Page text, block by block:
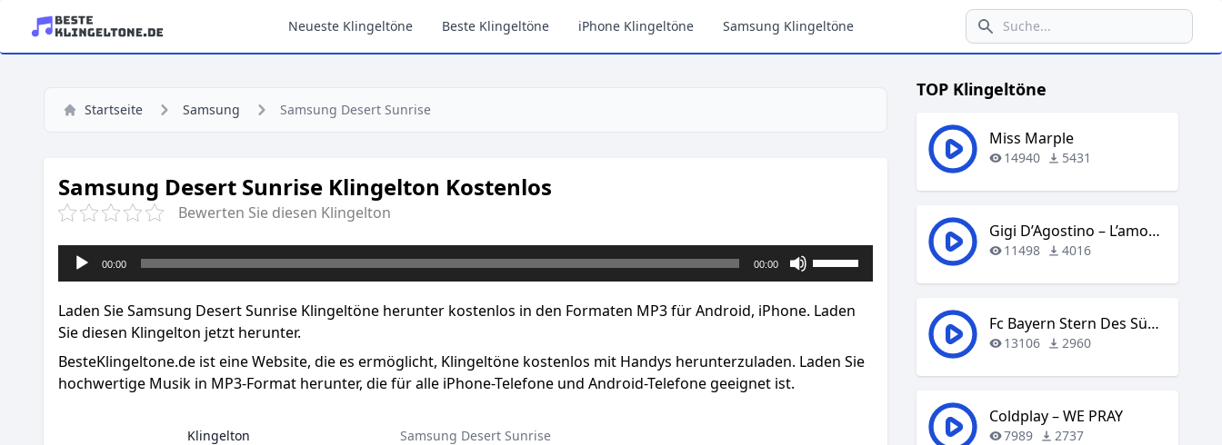
Neueste Klingeltöne Beste Klingeltöne iPhone Klingeltöne Samsung Klingeltöne
Startseite Samsung Samsung Desert Sunrise
Samsung Desert Sunrise Klingelton Kostenlos
Bewerten Sie diesen Klingelton
Audio-
Player
00:00 00:00
um
Lautstärke
Laden Sie Samsung Desert Sunrise Klingeltöne herunter kostenlos in den Formaten MP3 für Android, iPhone. Laden
Sie diesen Klingelton jetzt herunter.
BesteKlingeltone.de ist eine Website, die es ermöglicht, Klingeltöne kostenlos mit Handys herunterzuladen. Laden Sie
hochwertige Musik in MP3-Format herunter, die für alle iPhone-Telefone und Android-Telefone geeignet ist.
Klingelton Samsung Desert Sunrise
TOP Klingeltöne
Miss Marple
14940 5431
Gigi D’Agostino – L’amour Toujours
11498 4016
Fc Bayern Stern Des Südens
13106 2960
Coldplay – WE PRAY
7989 2737